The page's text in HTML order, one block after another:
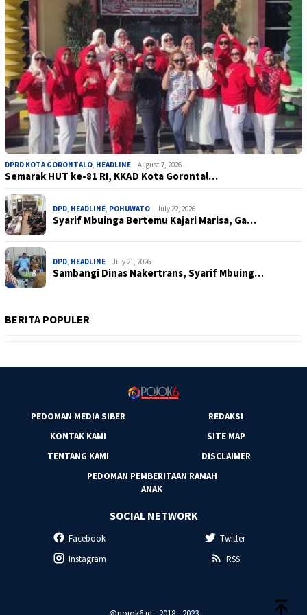
DPRD KOTA GORONTALO HEADLINE August 7, 2026
Semarak HUT ke-81 RI, KKAD Kota Gorontal…
DPD HEADLINE POHUWATO July 22, 2026
Syarif Mbuinga Bertemu Kajari Marisa, Ga…
DPD HEADLINE July 21, 2026
Sambangi Dinas Nakertrans, Syarif Mbuing…
BERITA POPULER
PEDOMAN MEDIA SIBER
REDAKSI
KONTAK KAMI
SITE MAP
TENTANG KAMI
DISCLAIMER
PEDOMAN PEMBERITAAN RAMAH
ANAK
SOCIAL NETWORK
Facebook
Twitter
Instagram
RSS